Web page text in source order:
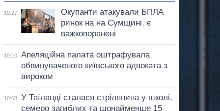
10:27
Окупанти атакували БПЛА
ринок на на Сумщині, є
важкопоранені
10:10
Апеляційна палата оштрафувала
обвинуваченого київського адвоката з
вироком
10:08
У Таїланді сталася стрілянина у школі,
семеро загиблих та щонайменше 15